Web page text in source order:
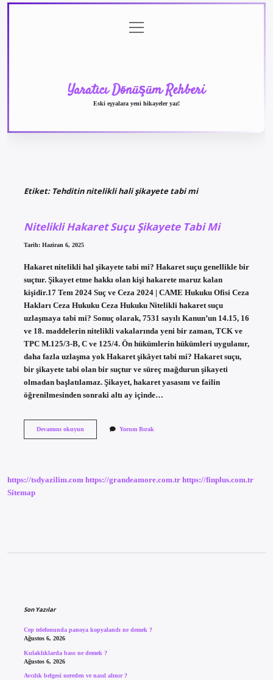
menüyü
aç
Yaratıcı Dönüşüm Rehberi
Eski eşyalara yeni hikayeler yaz!
Etiket: Tehditin nitelikli hali şikayete tabi mi
Nitelikli Hakaret Suçu Şikayete Tabi Mi
Tarih: Haziran 6, 2025
Hakaret nitelikli hal şikayete tabi mi? Hakaret suçu genellikle bir
suçtur. Şikayet etme hakkı olan kişi hakarete maruz kalan
kişidir.17 Tem 2024 Suç ve Ceza 2024 | CAME Hukuku Ofisi Ceza
Hakları Ceza Hukuku Ceza Hukuku Nitelikli hakaret suçu
uzlaşmaya tabi mi? Sonuç olarak, 7531 sayılı Kanun’un 14.15, 16
ve 18. maddelerin nitelikli vakalarında yeni bir zaman, TCK ve
TPC M.125/3-B, C ve 125/4. Ön hükümlerin hükümleri uygulanır,
daha fazla uzlaşma yok Hakaret şikâyet tabi mi? Hakaret suçu,
bir şikayete tabi olan bir suçtur ve süreç mağdurun şikayeti
olmadan başlatılamaz. Şikayet, hakaret yasasını ve failin
öğrenilmesinden sonraki altı ay içinde…
Devamını okuyunNitelikli
Yorum Bırak
https://tsdyazilim.com https://grandeamore.com.tr https://finplus.com.tr
Sitemap
Son Yazılar
Cep telefonunda panoya kopyalandı ne demek ?
Ağustos 6, 2026
Kulaklıklarda bass ne demek ?
Ağustos 6, 2026
Avcılık belgesi nereden ve nasıl alınır ?